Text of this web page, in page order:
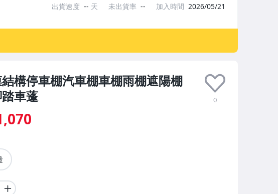
結構停車棚汽車棚車棚雨棚遮陽棚
車蓬
0
出貨速度 -- 天 未出貨率 -- 加入時間 2026/05/21